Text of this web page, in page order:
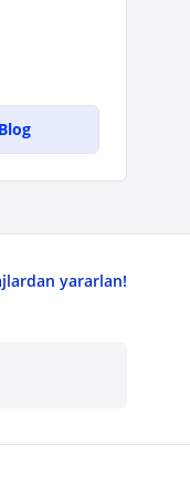
yararlan!